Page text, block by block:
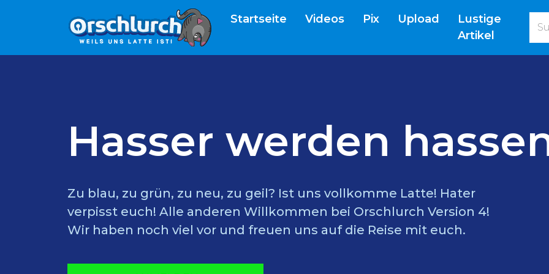
Startseite (current)
Videos Pix Upload
Lustige
Artikel
Hasser werden
Zu blau, zu grün, zu neu, zu geil? Ist uns vollkomme Latte! Hater
verpisst euch! Alle anderen Willkommen bei Orschlurch Version 4!
Wir haben noch viel vor und freuen uns auf die Reise mit euch.